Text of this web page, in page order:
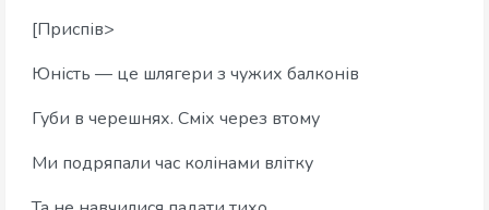
[Приспів>
Юність — це шлягери з чужих балконів
Губи в черешнях. Сміх через втому
Ми подряпали час колінами влітку